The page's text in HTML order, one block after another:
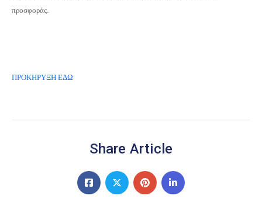
προσφοράς.
ΠΡΟΚΗΡΥΞΗ ΕΔΩ
Share Article